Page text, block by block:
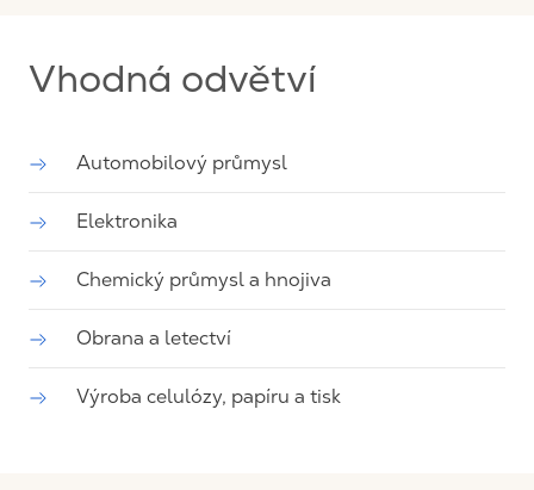
Vhodná odvětví
Automobilový průmysl
Elektronika
Chemický průmysl a hnojiva
Obrana a letectví
Výroba celulózy, papíru a tisk